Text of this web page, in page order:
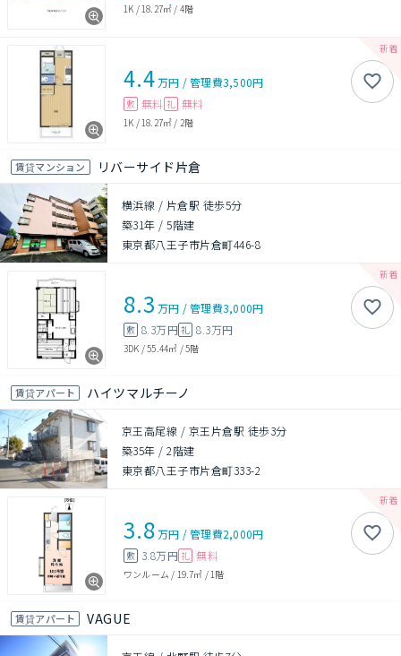
1K / 18.27㎡ / 4階
4.4万円 /管理費3,500円
敷 無料 礼 無料
1K / 18.27㎡ / 2階
賃貸マンション リバーサイド片倉
横浜線 / 片倉駅 徒歩5分
築31年 /5階建
東京都八王子市片倉町446-8
8.3 万円 /管理費3,000円
敷 8.3万円礼 8.3万円
3DK /55.44㎡ /5階
賃貸アパート ハイツマルチーノ
京王高尾線 / 京王片倉駅 徒歩3分
築35年 /2階建
東京都八王子市片倉町333-2
3.8万円 /管理費2,000円
敷 3.8万円 礼 無料
ワンルーム / 19.7㎡ / 1階
賃貸アパート VAGUE